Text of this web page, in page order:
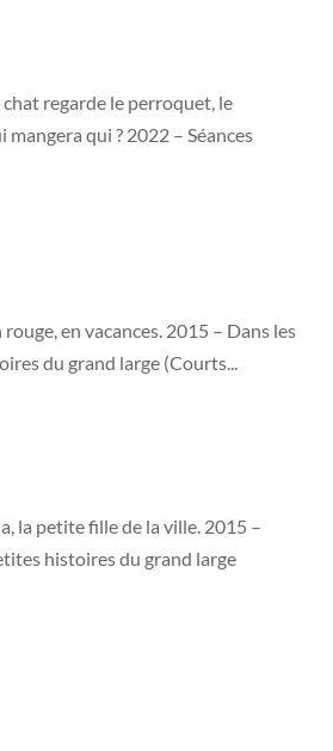
regarde le perroquet, le
qui ? 2022 – Séances
en vacances. 2015 – Dans les
du grand large (Courts...
la petite fille de la ville. 2015 –
histoires du grand large